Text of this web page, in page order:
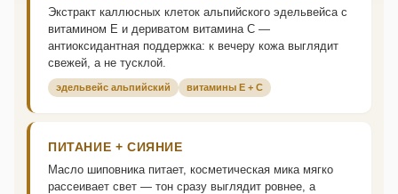
Экстракт каллюсных клеток альпийского эдельвейса с
витамином E и дериватом витамина C —
антиоксидантная поддержка: к вечеру кожа выглядит
свежей, а не тусклой.
эдельвейс альпийский витамины E + C
ПИТАНИЕ + СИЯНИЕ
Масло шиповника питает, косметическая мика мягко
рассеивает свет — тон сразу выглядит ровнее, а